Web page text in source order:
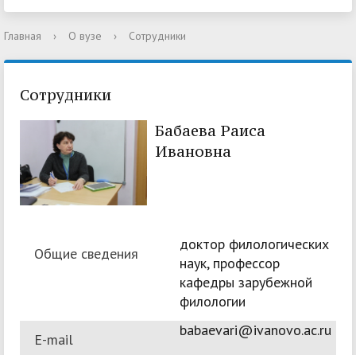
Главная › О вузе › Сотрудники
Сотрудники
Бабаева Раиса
Ивановна
Общие сведения
доктор филологических
наук, профессор
кафедры зарубежной
филологии
E-mail
babaevari@ivanovo.ac.ru